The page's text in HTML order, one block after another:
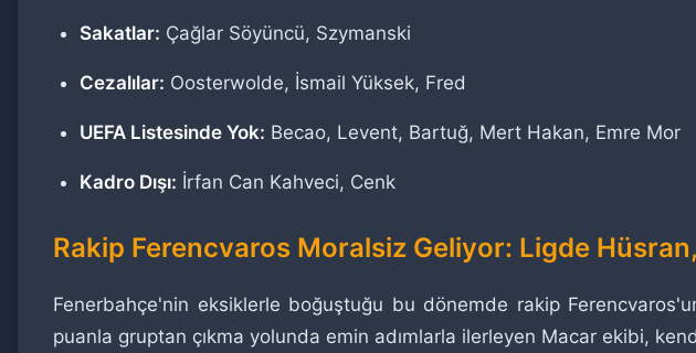
Sakatlar: Çağlar Söyüncü, Szymanski
Cezalılar: Oosterwolde, İsmail Yüksek, Fred
UEFA Listesinde Yok: Becao, Levent, Bartuğ, Mert Hakan, Emre Mor
Kadro Dışı: İrfan Can Kahveci, Cenk
Rakip Ferencvaros Moralsiz Geliyor: Ligde
Fenerbahçe'nin eksiklerle boğuştuğu bu dönemde rakip
puanla gruptan çıkma yolunda emin adımlarla ilerleyen Macar ekibi,